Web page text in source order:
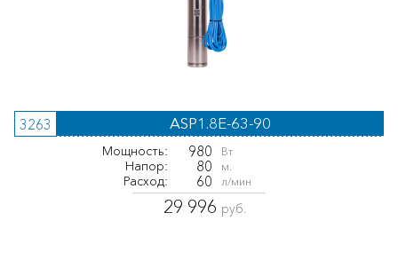
3263 ASP1.8E-63-90
Мощность: 980 Вт
Напор: 80 м.
Расход: 60 л/мин
29 996 руб.